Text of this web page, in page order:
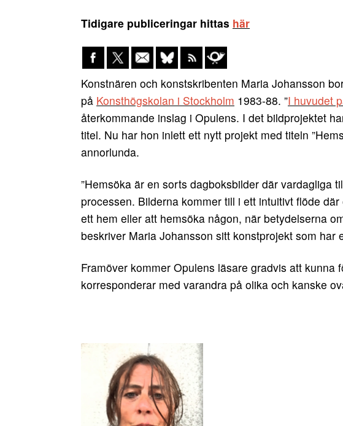
Tidigare publiceringar hittas här
Konstnären och konstskribenten Maria Johansson
på Konsthögskolan i Stockholm 1983-88. ”I huvudet
återkommande inslag i Opulens. I det bildprojektet
titel. Nu har hon inlett ett nytt projekt med titeln
annorlunda.
”Hemsöka är en sorts dagboksbilder där vardagliga
processen. Bilderna kommer till i ett intuitivt flöde
ett hem eller att hemsöka någon, när betydelserna
beskriver Maria Johansson sitt konstprojekt som har
Framöver kommer Opulens läsare gradvis att kunna
korresponderar med varandra på olika och kanske